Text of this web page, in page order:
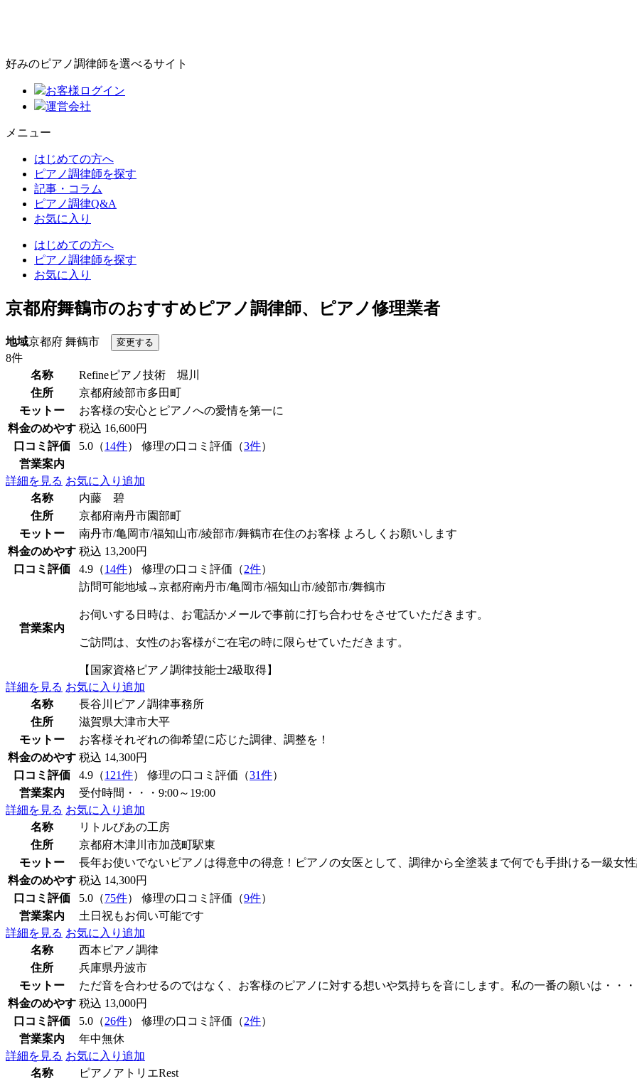
好みのピアノ調律師を選べるサイト
お客様ログイン
運営会社
メニュー
はじめての方へ
ピアノ調律師を探す
記事・コラム
ピアノ調律Q&A
お気に入り
はじめての方へ
ピアノ調律師を探す
お気に入り
京都府舞鶴市のおすすめピアノ調律師、ピアノ修理業者
地域京都府 舞鶴市
8件
名称
Refineピアノ技術 堀川
住所
京都府綾部市多田町
モットー
お客様の安心とピアノへの愛情を第一に
料金のめやす 税込 16,600円
口コミ評価
5.0（14件） 修理の口コミ評価（3件）
営業案内
詳細を見る お気に入り追加
名称
内藤 碧
住所
京都府南丹市園部町
モットー
南丹市/亀岡市/福知山市/綾部市/舞鶴市在住のお客様 よろしくお願いします
料金のめやす 税込 13,200円
口コミ評価
4.9（14件） 修理の口コミ評価（2件）
営業案内
訪問可能地域→京都府南丹市/亀岡市/福知山市/綾部市/舞鶴市
お伺いする日時は、お電話かメールで事前に打ち合わせをさせていただきます。
ご訪問は、女性のお客様がご在宅の時に限らせていただきます。
【国家資格ピアノ調律技能士2級取得】
詳細を見る お気に入り追加
名称
長谷川ピアノ調律事務所
住所
滋賀県大津市大平
モットー
お客様それぞれの御希望に応じた調律、調整を！
料金のめやす 税込 14,300円
口コミ評価
4.9（121件） 修理の口コミ評価（31件）
営業案内
受付時間・・・9:00～19:00
詳細を見る お気に入り追加
名称
リトルぴあの工房
住所
京都府木津川市加茂町駅東
モットー
長年お使いでないピアノは得意中の得意！ピアノの女医として、調律から全塗装まで何でも手掛ける一級女性
料金のめやす 税込 14,300円
口コミ評価
5.0（75件） 修理の口コミ評価（9件）
営業案内
土日祝もお伺い可能です
詳細を見る お気に入り追加
名称
西本ピアノ調律
住所
兵庫県丹波市
モットー
ただ音を合わせるのではなく、お客様のピアノに対する想いや気持ちを音にします。私の一番の願いは・・
料金のめやす 税込 13,000円
口コミ評価
5.0（26件） 修理の口コミ評価（2件）
営業案内
年中無休
詳細を見る お気に入り追加
名称
ピアノアトリエRest